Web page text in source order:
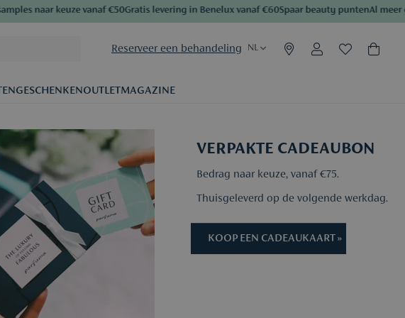
naar keuze vanaf €50Gratis levering in Benelux vanaf €60Spaar beauty puntenAl meer
Reserveer een behandeling NL
GESCHENKENOUTLETMAGAZINE
VERPAKTE CADEAUBON
Bedrag naar keuze, vanaf €75.
Thuisgeleverd op de volgende werkdag.
KOOP EEN CADEAUKAART »